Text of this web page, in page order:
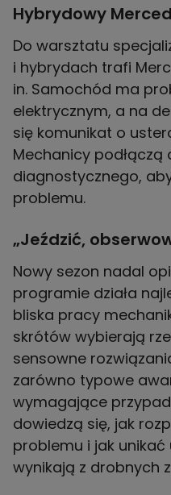
Hybrydowy
Do warsztatu
i hybrydach trafi
in. Samochód ma
elektrycznym, a na
się komunikat o
Mechanicy
diagnostycznego,
problemu.
„Jeździć,
Nowy sezon nadal
programie działa
bliska pracy
skrótów wybierają
sensowne
zarówno typowe
wymagające
dowiedzą się, jak
problemu i jak
wynikają z drobnych